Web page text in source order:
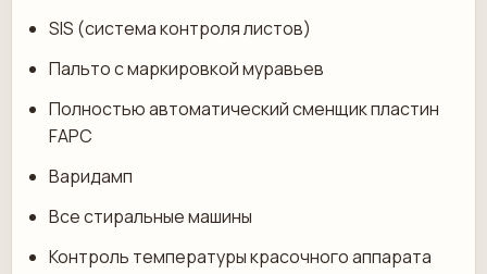
SIS (система контроля листов)
Пальто с маркировкой муравьев
Полностью автоматический сменщик пластин
FAPC
Варидамп
Все стиральные машины
Контроль температуры красочного аппарата